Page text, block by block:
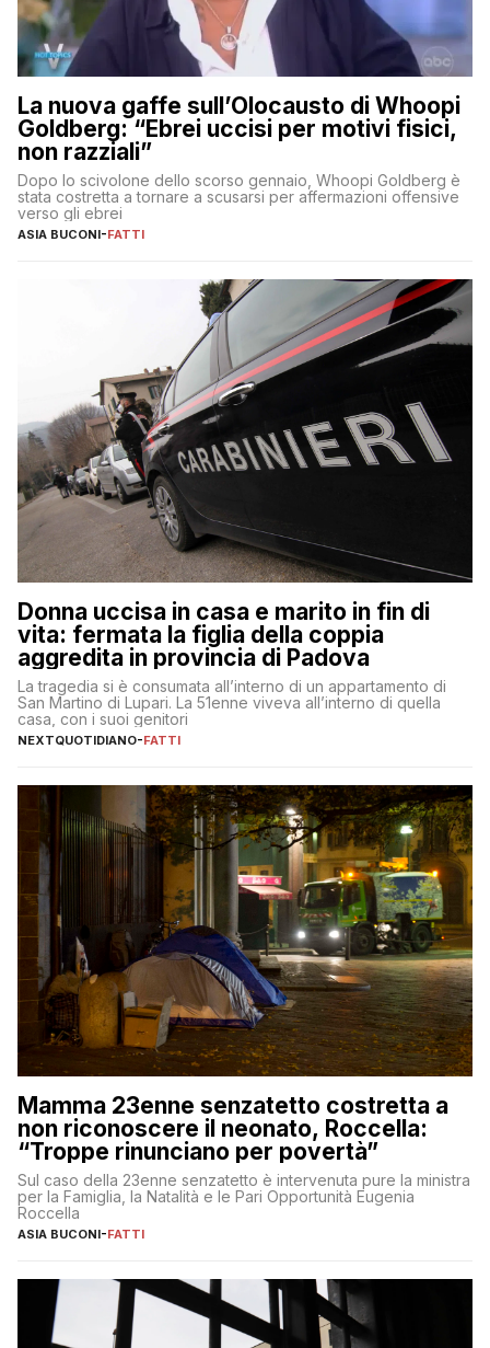
La nuova gaffe sull’Olocausto di Whoopi
Goldberg: “Ebrei uccisi per motivi fisici,
non razziali”
Dopo lo scivolone dello scorso gennaio, Whoopi Goldberg è
stata costretta a tornare a scusarsi per affermazioni offensive
verso gli ebrei
ASIA BUCONI-FATTI
Donna uccisa in casa e marito in fin di
vita: fermata la figlia della coppia
aggredita in provincia di Padova
La tragedia si è consumata all’interno di un appartamento di
San Martino di Lupari. La 51enne viveva all’interno di quella
casa, con i suoi genitori
NEXTQUOTIDIANO-FATTI
Mamma 23enne senzatetto costretta a
non riconoscere il neonato, Roccella:
“Troppe rinunciano per povertà”
Sul caso della 23enne senzatetto è intervenuta pure la ministra
per la Famiglia, la Natalità e le Pari Opportunità Eugenia
Roccella
ASIA BUCONI-FATTI